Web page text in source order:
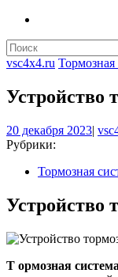
КНОПКА
Найти:
vsc4x4.ru Тормозная
Устройство
20 декабря 202320
|
Рубрики:
Тормозная
Устройство
Т ормозная